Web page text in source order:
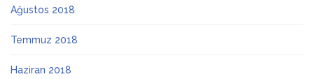
Ağustos 2018
Temmuz 2018
Haziran 2018